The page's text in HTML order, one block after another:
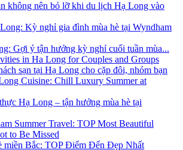
không nên bỏ lỡ khi du lịch Hạ Long vào
Kỳ nghỉ gia đình mùa hè tại Wyndham
Gợi ý tận hưởng kỳ nghỉ cuối tuần mùa...
in Ha Long for Couples and Groups
sạn tại Hạ Long cho cặp đôi, nhóm bạn
Cuisine: Chill Luxury Summer at
Hạ Long – tận hưởng mùa hè tại
Summer Travel: TOP Most Beautiful
to Be Missed
miền Bắc: TOP Điểm Đến Đẹp Nhất